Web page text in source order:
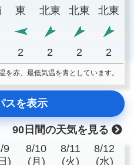
東 北東 北東 北東
2 2 2 2
赤、最低気温を青としています。
スを表示
90日間の天気を見る
9
)
8/10
(月)
8/11
(火)
8/12
(水)